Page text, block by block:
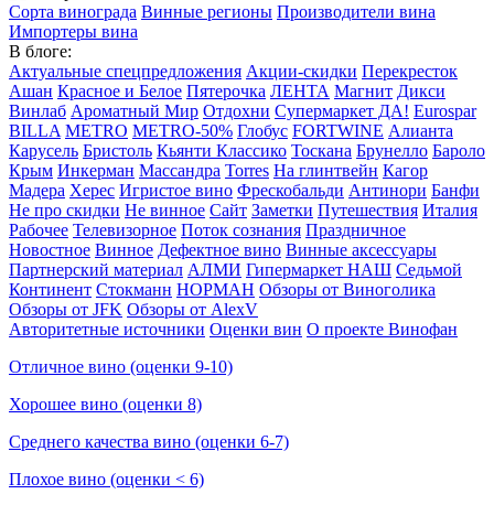
Сорта винограда Винные регионы Производители вина
Импортеры вина
В блоге:
Актуальные спецпредложения Акции-скидки Перекресток
Ашан Красное и Белое Пятерочка ЛЕНТА Магнит Дикси
Винлаб Ароматный Мир Отдохни Супермаркет ДА! Eurospar
BILLA METRO METRO-50% Глобус FORTWINE Алианта
Карусель Бристоль Кьянти Классико Тоскана Брунелло Бароло
Крым Инкерман Массандра Torres На глинтвейн Кагор
Мадера Херес Игристое вино Фрескобальди Антинори Банфи
Не про скидки Не винное Сайт Заметки Путешествия Италия
Рабочее Телевизорное Поток сознания Праздничное
Новостное Винное Дефектное вино Винные аксессуары
Партнерский материал АЛМИ Гипермаркет НАШ Седьмой
Континент Стокманн НОРМАН Обзоры от Виноголика
Обзоры от JFK Обзоры от AlexV
Авторитетные источники Оценки вин О проекте Винофан
Отличное вино (оценки 9-10)
Хорошее вино (оценки 8)
Среднего качества вино (оценки 6-7)
Плохое вино (оценки < 6)